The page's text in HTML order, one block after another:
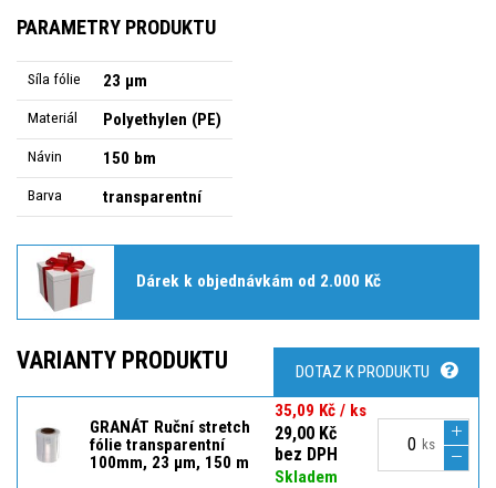
PARAMETRY PRODUKTU
Síla fólie 23 µm
Materiál Polyethylen (PE)
Návin 150 bm
Barva transparentní
Dárek k objednávkám od 2.000 Kč
VARIANTY PRODUKTU DOTAZ K PRODUKTU
GRANÁT Ruční stretch
fólie transparentní
100mm, 23 µm, 150 m
35,09 Kč / ks
29,00 Kč
bez DPH
Skladem
ks